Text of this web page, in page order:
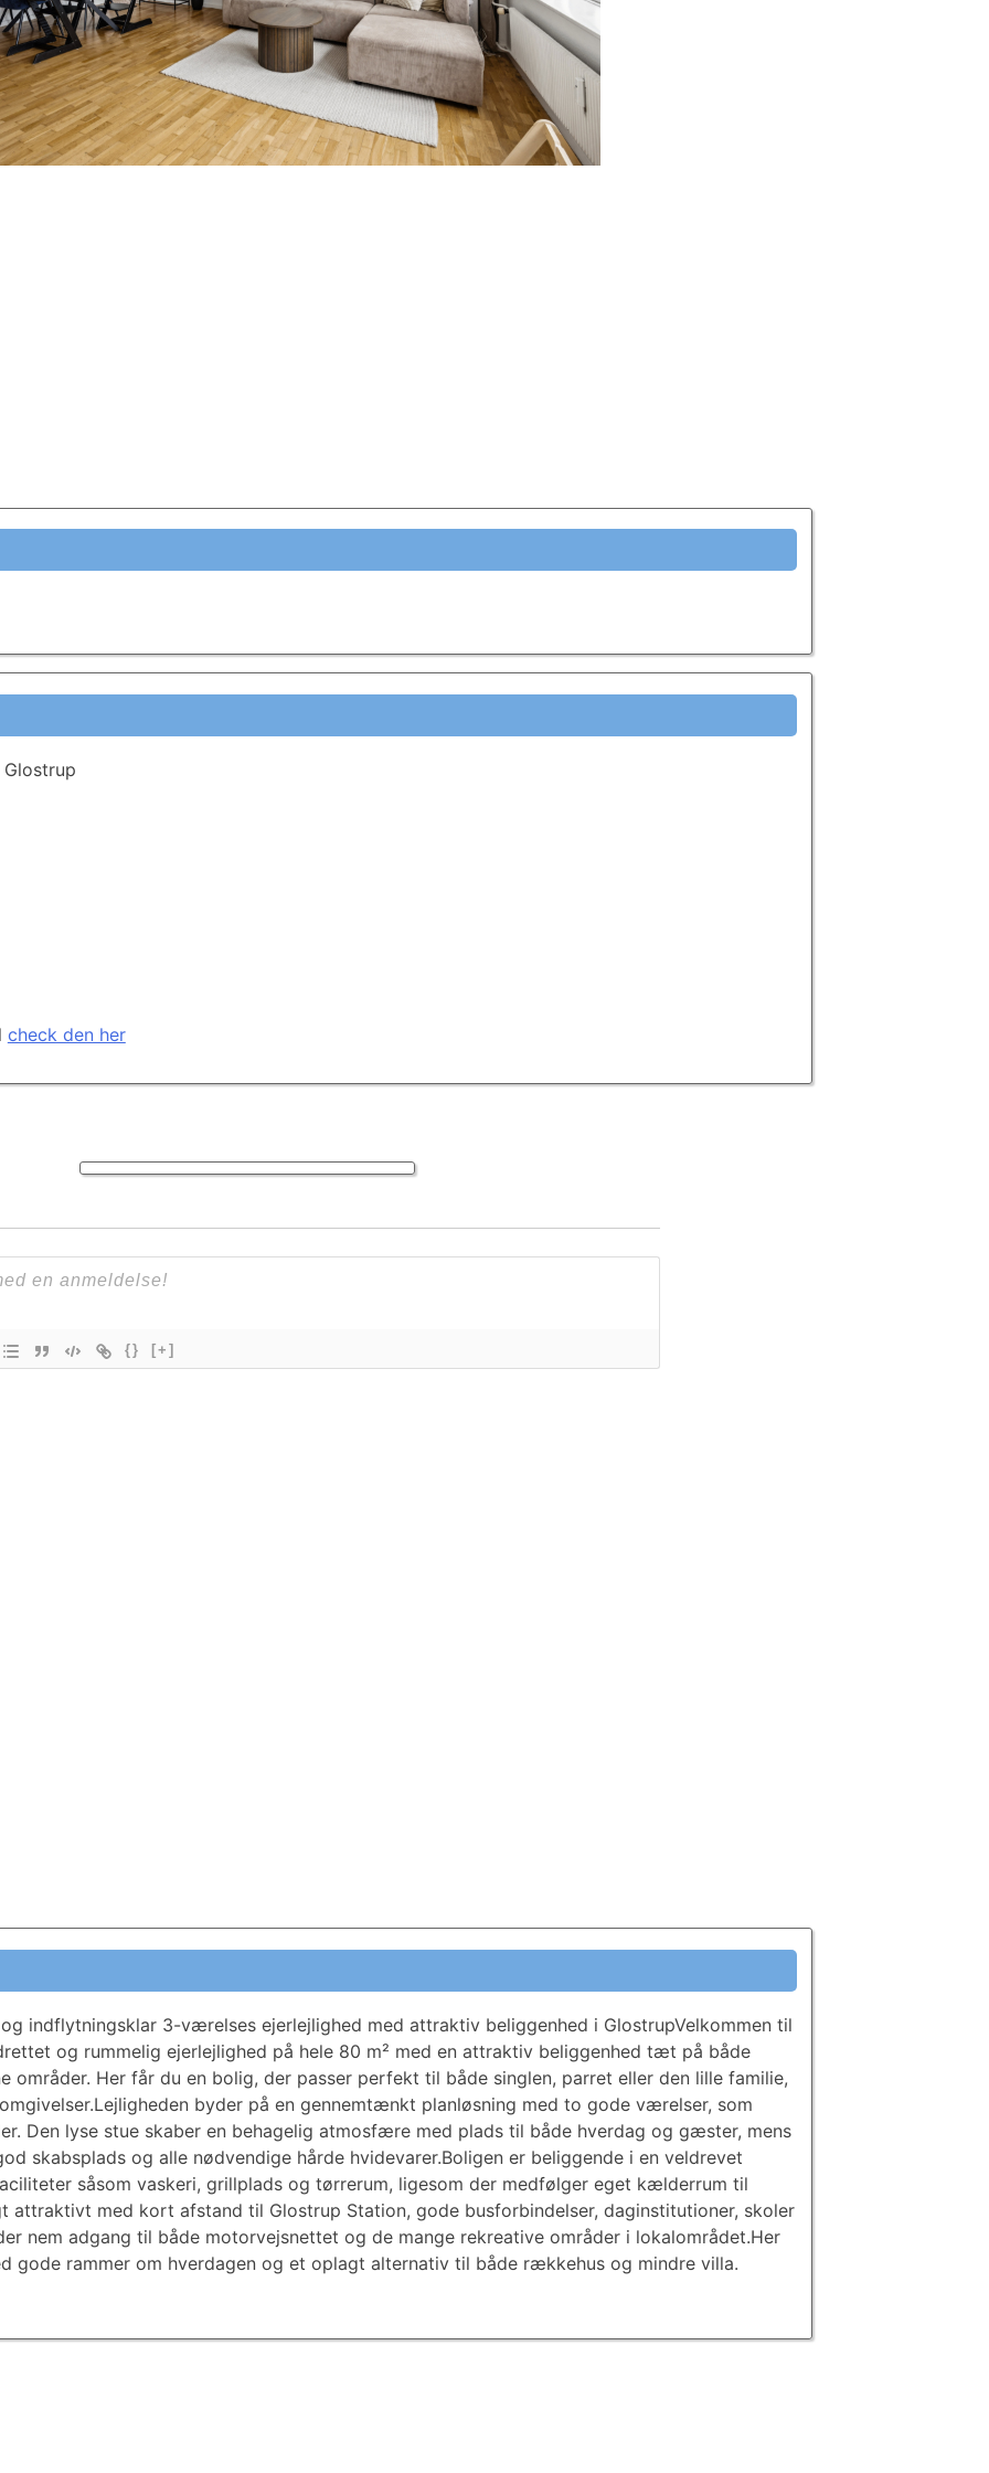
{} [+]
indflytningsklar 3-værelses ejerlejlighed med attraktiv beliggenhed i GlostrupVelkommen til
og rummelig ejerlejlighed på hele 80 m² med en attraktiv beliggenhed tæt på både
Her får du en bolig, der passer perfekt til både singlen, parret eller den lille familie,
byder på en gennemtænkt planløsning med to gode værelser, som
Den lyse stue skaber en behagelig atmosfære med plads til både hverdag og gæster, mens
skabsplads og alle nødvendige hårde hvidevarer.Boligen er beliggende i en veldrevet
såsom vaskeri, grillplads og tørrerum, ligesom der medfølger eget kælderrum til
attraktivt med kort afstand til Glostrup Station, gode busforbindelser, daginstitutioner, skoler
nem adgang til både motorvejsnettet og de mange rekreative områder i lokalområdet.Her
gode rammer om hverdagen og et oplagt alternativ til både rækkehus og mindre villa.
Glostrup
check den her